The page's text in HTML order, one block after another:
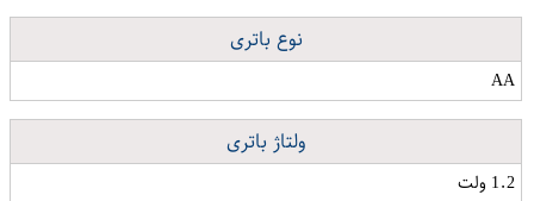
نوع باتری
AA
ولتاژ باتری
1.2 ولت